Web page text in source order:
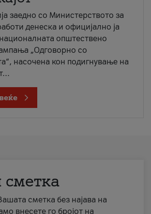
заедно со Министерството за
денеска и официјално ја
националната општествено
„Одговорно со
насочена кон подигнување на
сметка
сметка без најава на
внесете го бројот на